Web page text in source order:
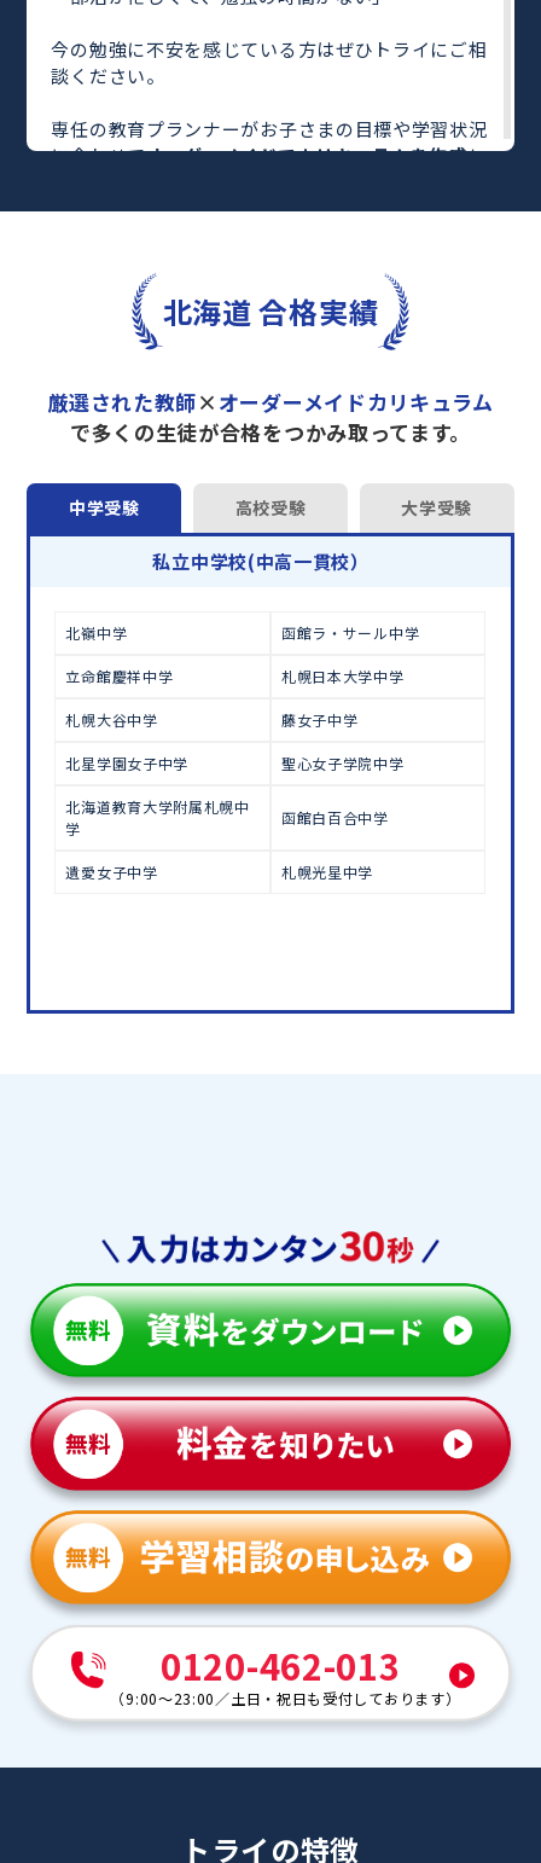
今の勉強に不安を感じている方はぜひトライにご相
談ください。
専任の教育プランナーがお子さまの目標や学習状況
に合わせてオーダーメイドでカリキュラムを作成し
完全マンツーマンで自分に合った教師がわかるまで
さらに、単元別の学習の理解度がわかる「AI学習診
や授業内容や授業以外の勉強をナビゲートする
「DAILY TRY」
など、豊富な学習コンテンツが
トライで一緒に“自己最高得点”を目指しません
か？
オンラインでの学習面談も承っております。
学習相談のお申し込みはこちら
北海道 合格実績
厳選された教師× オーダーメイドカリキュラム
で多くの生徒が合格をつかみ取ってます。
中学受験 高校受験 大学受験
私立中学校(中高一貫校）
北嶺中学 函館ラ・サール中学
立命館慶祥中学 札幌日本大学中学
札幌大谷中学 藤女子中学
北星学園女子中学 聖心女子学院中学
北海道教育大学附属札幌中
学
函館白百合中学
遺愛女子中学 札幌光星中学
0120-462-013
（9:00～23:00 ／土日・祝日も受付しております）
トライの特徴